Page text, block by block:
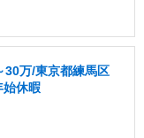
30万/東京都練馬区
始休暇